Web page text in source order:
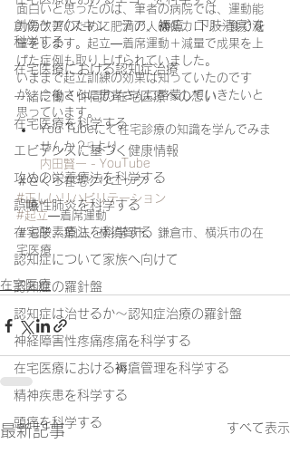
創傷ケア(スキン テア、褥瘡、下肢潰瘍)を
科学する
在宅医療における認知症治療
一緒に働く仲間の在宅医療への想い
在宅医療を科学する
エビデンスに基づく健康情報
攻めの栄養療法を科学する
誤嚥性肺炎を科学する
在宅酸素療法を科学する
認知症について家族へ向けて
認知症の羅針盤
認知症は治せるか～認知症治療の羅針盤
神経障害性疼痛疼痛を科学する
在宅医療における褥瘡管理を科学する
精神疾患を科学する
頭痛を科学する
面白いと思ったのは、筆者の病院では、運動能
力の改善のために肥満の人は低カロリー食で減
量をします。起立―着席運動＋減量で成果を上
げた症例も取り上げられていました。
いままで起立訓練の効果は知っていたのです
が、今後さらに患者さんに啓蒙していきたいと
思っています。
You Tubeにて在宅診療の知識を学んでみま
せんか？☟より
内田賢一 - YouTube
＃さくら在宅クリニック
#正しいリハビリテーション
#起立―着席運動
＃逗子、葉山、横須賀市、鎌倉市、横浜市の在
宅医療
在宅医療
最新記事 すべて表示